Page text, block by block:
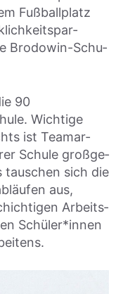
Fuß­ball­platz
Bro­do­win-Schu­
90
Wich­ti­ge
ist Team­ar­
Schu­le groß­ge­
tau­schen sich die
aus,
Arbeits­
Schüler*innen